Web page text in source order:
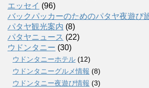
エッセイ (96)
バックパッカーのためのパタヤ夜遊び
パタヤ観光案内 (8)
パタヤニュース (22)
ウドンタニー (30)
ウドンタニーホテル (12)
ウドンタニーグルメ情報 (8)
ウドンタニー夜遊び情報 (3)